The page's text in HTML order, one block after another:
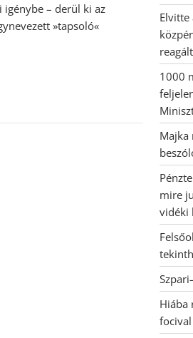
igénybe – derül ki az
»tapsoló«
Elvitte
1000
Majka
mire
vidéki
Hiába
focival